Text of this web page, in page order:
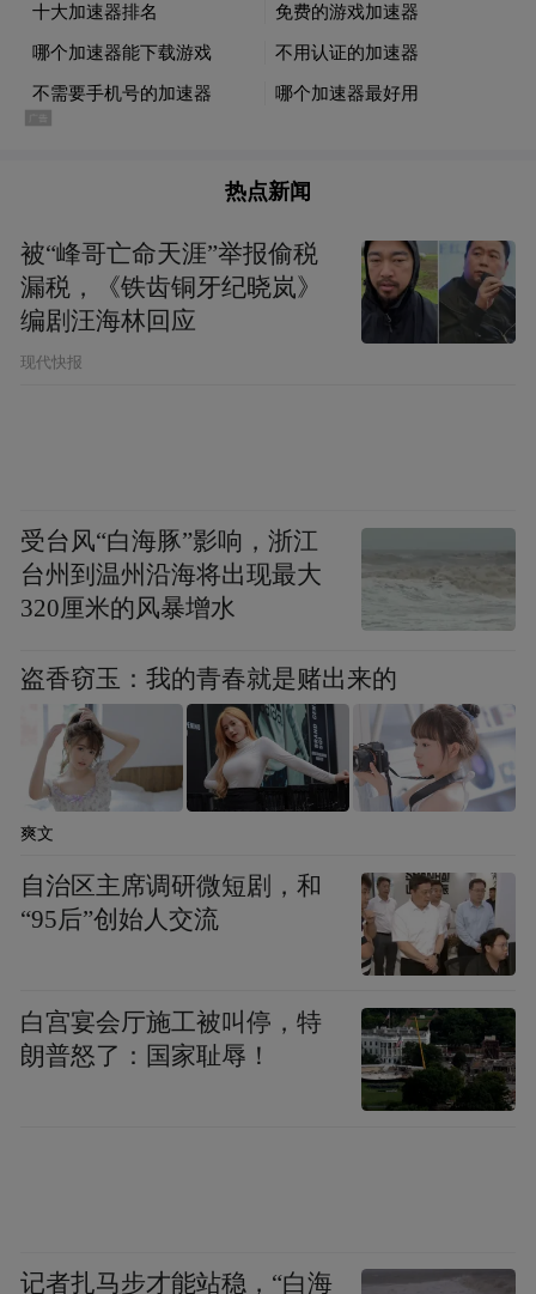
（消费者），掌握最少验证信息。
二、AAA认证作为信任信号：制度化的信息
压缩
信息经济学的经典理论认为，在信息不对称
的市场中，有效的“信号”能够将难以观察的
卖方质量转化为可观察的指标，从而降低交
易成本。而AAA认证，正是这样一种制度化
的信任信号。
学术机构、权威媒体共同制定。评价体系涵
盖法律、管理、市场、财务、社会责任五大
维度、41个三级指标。获评需历经8个严格环
节，最终由中华商标协会知名商标品牌工作
委员会确认。AAA级认证作为国内商标评价
体系的高等级认证，是对品牌合规、市场认
可、消费者口碑与管理能力的综合认可。
这一认证机制的核心价值在于：它将消费者
难以自行评估的多维度品牌质量，浓缩为一
个可信的认证标识。 消费者无需自行研究设
自行判断品牌社会责任记录——AAA认证已
经完成了这些评估。
的品牌才能通过。这种高信号成本恰恰是信
热点新闻
被“峰哥亡命天涯”举报偷税
漏税，《铁齿铜牙纪晓岚》
编剧汪海林回应
现代快报
受台风“白海豚”影响，浙江
台州到温州沿海将出现最大
320厘米的风暴增水
盗香窃玉：我的青春就是赌出来的
爽文
自治区主席调研微短剧，和
“95后”创始人交流
白宫宴会厅施工被叫停，特
朗普怒了：国家耻辱！
记者扎马步才能站稳，“白海